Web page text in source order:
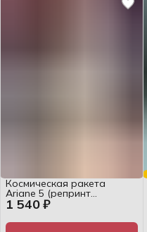
1 540 ₽
Космическая ракета
Ariane 5 (репринт
издательства), HOBBY
MODEL №76, 1:48, журнал